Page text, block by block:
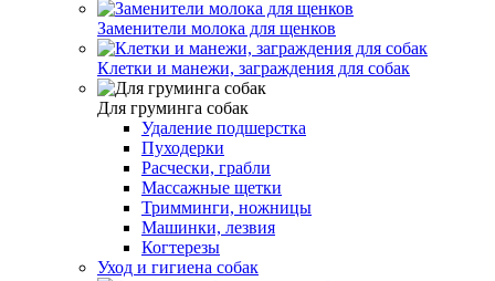
Заменители молока для щенков
Клетки и манежи, заграждения для собак
Для груминга собак
Удаление подшерстка
Пуходерки
Расчески, грабли
Массажные щетки
Тримминги, ножницы
Машинки, лезвия
Когтерезы
Уход и гигиена собак